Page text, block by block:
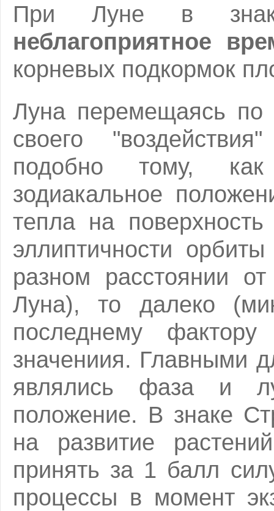
При Луне в
неблагоприятное
корневых подкормок
Луна перемещаясь по
своего
подобно тому,
зодиакальное
тепла на
эллиптичности
разном расстоянии
Луна), то далеко
последнему
значениия. Главными
являлись фаза и
положение. В знаке
на развитие
принять за 1 балл
процессы в момент